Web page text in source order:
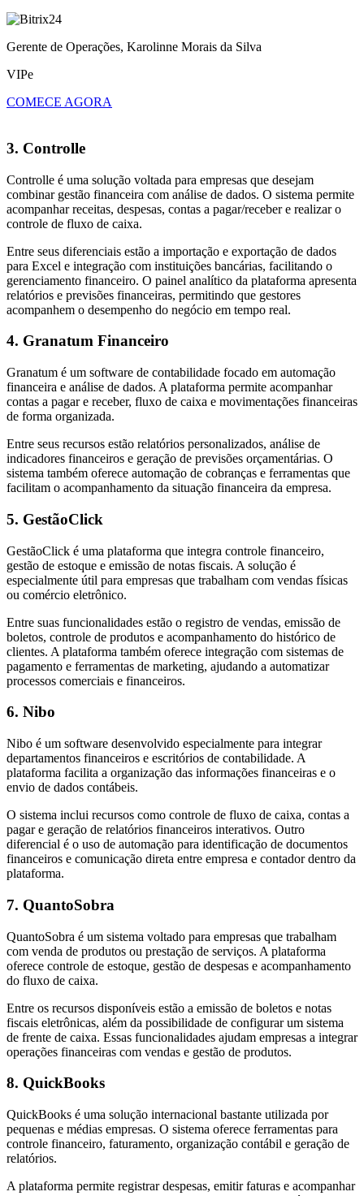
Gerente de Operações, Karolinne Morais da Silva
VIPe
COMECE AGORA
3. Controlle
Controlle é uma solução voltada para empresas que desejam
combinar gestão financeira com análise de dados. O sistema permite
acompanhar receitas, despesas, contas a pagar/receber e realizar o
controle de fluxo de caixa.
Entre seus diferenciais estão a importação e exportação de dados
para Excel e integração com instituições bancárias, facilitando o
gerenciamento financeiro. O painel analítico da plataforma apresenta
relatórios e previsões financeiras, permitindo que gestores
acompanhem o desempenho do negócio em tempo real.
4. Granatum Financeiro
Granatum é um software de contabilidade focado em automação
financeira e análise de dados. A plataforma permite acompanhar
contas a pagar e receber, fluxo de caixa e movimentações financeiras
de forma organizada.
Entre seus recursos estão relatórios personalizados, análise de
indicadores financeiros e geração de previsões orçamentárias. O
sistema também oferece automação de cobranças e ferramentas que
facilitam o acompanhamento da situação financeira da empresa.
5. GestãoClick
GestãoClick é uma plataforma que integra controle financeiro,
gestão de estoque e emissão de notas fiscais. A solução é
especialmente útil para empresas que trabalham com vendas físicas
ou comércio eletrônico.
Entre suas funcionalidades estão o registro de vendas, emissão de
boletos, controle de produtos e acompanhamento do histórico de
clientes. A plataforma também oferece integração com sistemas de
pagamento e ferramentas de marketing, ajudando a automatizar
processos comerciais e financeiros.
6. Nibo
Nibo é um software desenvolvido especialmente para integrar
departamentos financeiros e escritórios de contabilidade. A
plataforma facilita a organização das informações financeiras e o
envio de dados contábeis.
O sistema inclui recursos como controle de fluxo de caixa, contas a
pagar e geração de relatórios financeiros interativos. Outro
diferencial é o uso de automação para identificação de documentos
financeiros e comunicação direta entre empresa e contador dentro da
plataforma.
7. QuantoSobra
QuantoSobra é um sistema voltado para empresas que trabalham
com venda de produtos ou prestação de serviços. A plataforma
oferece controle de estoque, gestão de despesas e acompanhamento
do fluxo de caixa.
Entre os recursos disponíveis estão a emissão de boletos e notas
fiscais eletrônicas, além da possibilidade de configurar um sistema
de frente de caixa. Essas funcionalidades ajudam empresas a integrar
operações financeiras com vendas e gestão de produtos.
8. QuickBooks
QuickBooks é uma solução internacional bastante utilizada por
pequenas e médias empresas. O sistema oferece ferramentas para
controle financeiro, faturamento, organização contábil e geração de
relatórios.
A plataforma permite registrar despesas, emitir faturas e acompanhar